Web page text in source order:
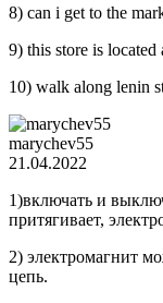
8) can i get to the
9) this store is
10) walk along lenin
marychev55
21.04.2022
1)включать и
притягивает,
2) электромагнит
цепь.